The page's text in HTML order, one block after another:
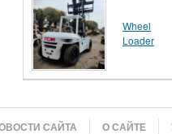
Wheel
Loader
САЙТА О САЙТЕ